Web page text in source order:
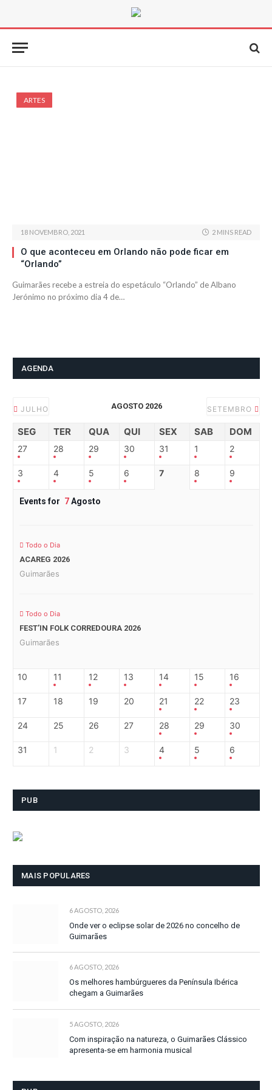
ARTES
18 NOVEMBRO, 2021 2 MINS READ
O que aconteceu em Orlando não pode ficar em
“Orlando”
Guimarães recebe a estreia do espetáculo “Orlando” de Albano
Jerónimo no próximo dia 4 de…
AGENDA
JULHO AGOSTO 2026 SETEMBRO
SEG TER QUA QUI SEX SAB DOM
27 28 29 30 31 1 2
3 4 5 6 7 8 9
Events for 7Agosto
Todo o Dia
ACAREG 2026
Guimarães
Todo o Dia
FEST’IN FOLK CORREDOURA 2026
Guimarães
10 11 12 13 14 15 16
17 18 19 20 21 22 23
24 25 26 27 28 29 30
31 1 2 3 4 5 6
PUB
MAIS POPULARES
6 AGOSTO, 2026
Onde ver o eclipse solar de 2026 no concelho de
Guimarães
6 AGOSTO, 2026
Os melhores hambúrgueres da Península Ibérica
chegam a Guimarães
5 AGOSTO, 2026
Com inspiração na natureza, o Guimarães Clássico
apresenta-se em harmonia musical